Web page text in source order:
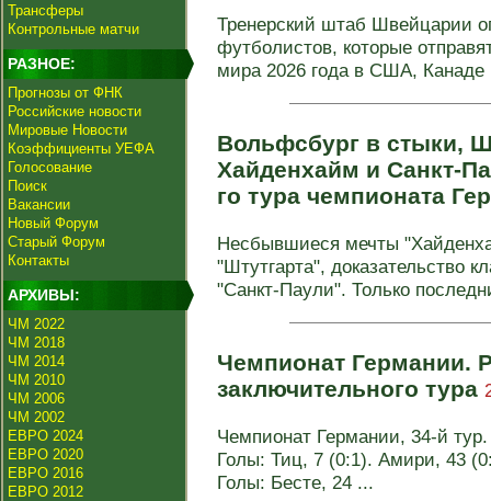
Трансферы
Контрольные матчи
РАЗНОЕ:
Прогнозы от ФНК
Российские новости
Мировые Новости
Коэффициенты УЕФА
Голосование
Поиск
Вакансии
Новый Форум
Старый Форум
Контакты
АРХИВЫ:
ЧМ 2022
ЧМ 2018
ЧМ 2014
ЧМ 2010
ЧМ 2006
ЧМ 2002
ЕВРО 2024
ЕВРО 2020
ЕВРО 2016
ЕВРО 2012
Тренерский штаб Швейцарии
футболистов, которые
мира 2026 года в США, Канаде
Вольфсбург в стыки,
Хайденхайм и Санкт-
го тура чемпионата
Несбывшиеся мечты
"Штутгарта", доказательство
"Санкт-Паули". Только
Чемпионат Германии.
заключительного тура
Чемпионат Германии, 34-й
Голы: Тиц, 7 (0:1). Амири, 43
Голы: Бесте, 24 ...